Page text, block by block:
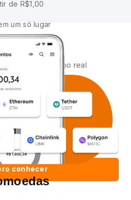
de R$1,00
um só lugar
produtos
carteira em tempo real
Pontos Loop
para clientes One, Prime e
simplificado
conhecer